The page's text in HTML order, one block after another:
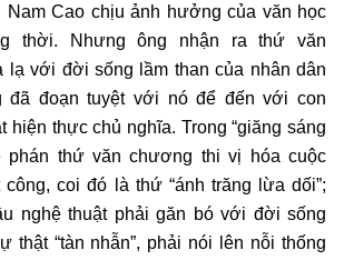
Nam Cao chịu ảnh hưởng của văn học
thời. Nhưng ông nhận ra thứ văn
lạ với đời sống lầm than của nhân dân
đã đoạn tuyệt với nó để đến với con
hiện thực chủ nghĩa. Trong “giăng sáng
phán thứ văn chương thi vị hóa cuộc
coi đó là thứ “ánh trăng lừa dối”;
nghệ thuật phải găn bó với đời sống
thật “tàn nhẫn”, phải nói lên nỗi thống